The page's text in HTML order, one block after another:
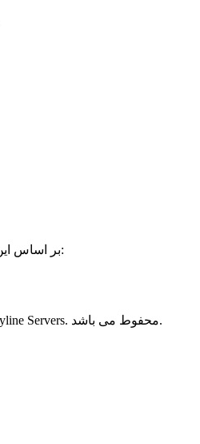
بر اساس این محصول، ما توصیه می کنیم:
تمامی حقوق برای © 2026 Skyline Servers. محفوط می باشد.